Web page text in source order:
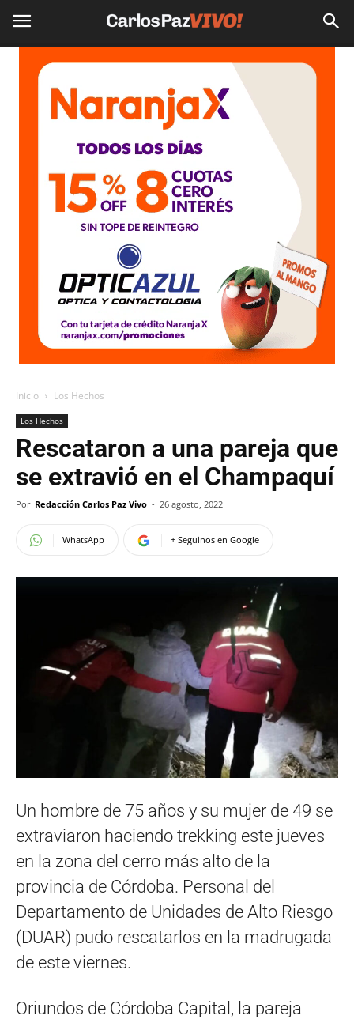
Inicio Los Hechos
Los Hechos
Rescataron a una pareja que
se extravió en el Champaquí
Por Redacción Carlos Paz Vivo - 26 agosto, 2022
WhatsApp + Seguinos en Google
Un hombre de 75 años y su mujer de 49 se
extraviaron haciendo trekking este jueves
en la zona del cerro más alto de la
provincia de Córdoba. Personal del
Departamento de Unidades de Alto Riesgo
(DUAR) pudo rescatarlos en la madrugada
de este viernes.
Oriundos de Córdoba Capital, la pareja